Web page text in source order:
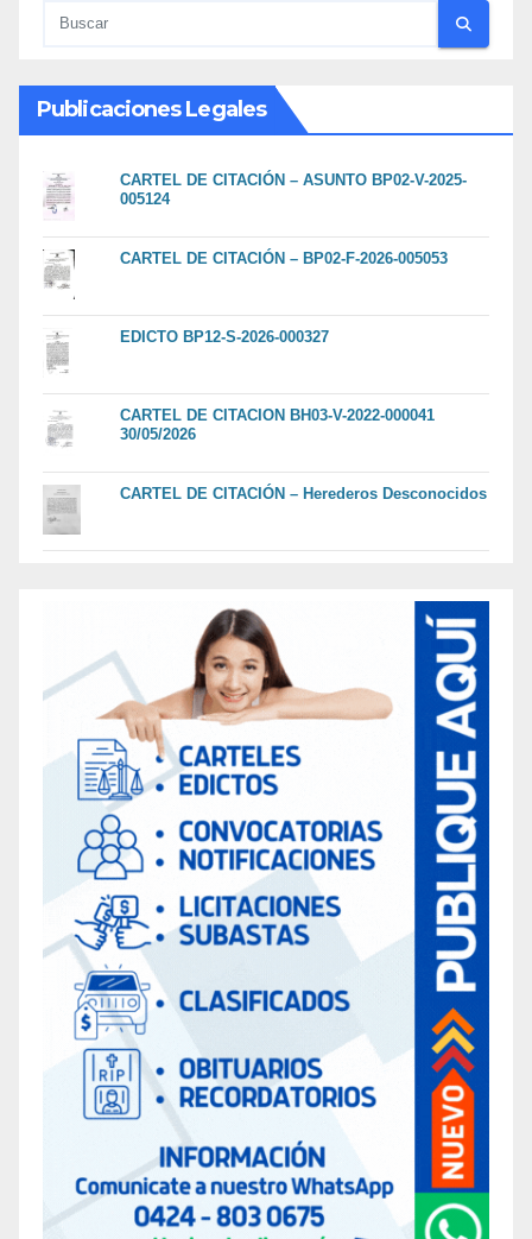
Publicaciones Legales
CARTEL DE CITACIÓN – ASUNTO BP02-V-2025-
005124
CARTEL DE CITACIÓN – BP02-F-2026-005053
EDICTO BP12-S-2026-000327
CARTEL DE CITACION BH03-V-2022-000041
30/05/2026
CARTEL DE CITACIÓN – Herederos Desconocidos